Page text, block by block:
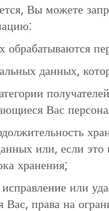
Вы можете
обрабатываются
данных,
Вас
или, если это
хранения;
или
права на